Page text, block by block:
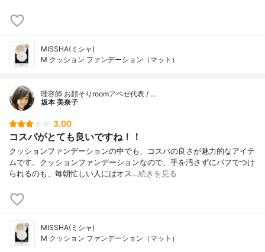
MISSHA(ミシャ)
M クッション ファンデーション（マット）
理容師 お顔そりroomアペゼ代表 / …
坂本 美奈子
3.00
コスパがとても良いですね！！
クッションファンデーションの中でも、コスパの良さが魅力的なアイテ
ムです。クッションファンデーションなので、手を汚さずにパフでつけ
られるのも、毎朝忙しい人にはオス…続きを見る
MISSHA(ミシャ)
M クッション ファンデーション（マット）